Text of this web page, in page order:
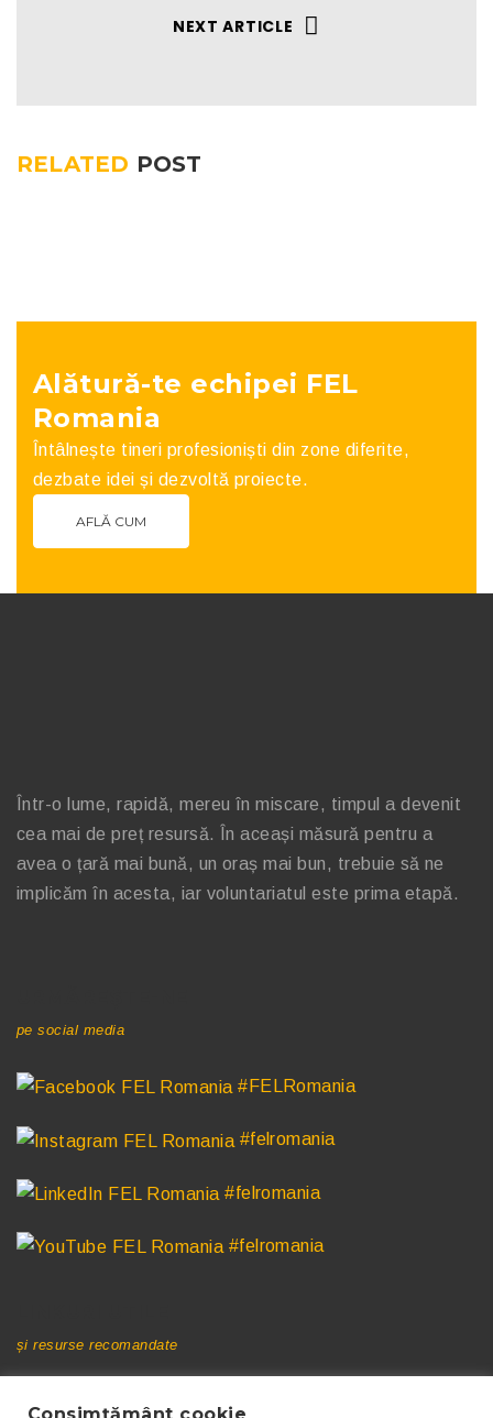
NEXT ARTICLE
RELATED POST
Alătură-te echipei FEL
Romania
Întâlnește tineri profesioniști din zone diferite,
dezbate idei și dezvoltă proiecte.
AFLĂ CUM
Într-o lume, rapidă, mereu în miscare, timpul a devenit
cea mai de preț resursă. În aceași măsură pentru a
avea o țară mai bună, un oraș mai bun, trebuie să ne
implicăm în acesta, iar voluntariatul este prima etapă.
pe social media
#FELRomania
#felromania
#felromania
#felromania
și resurse recomandate
CNR-CME